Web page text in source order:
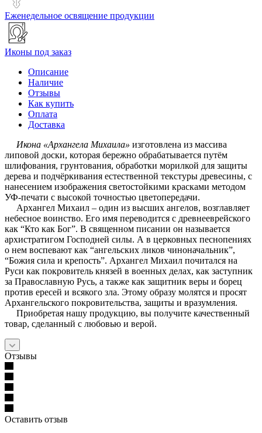
Еженедельное освящение продукции
Иконы под заказ
Описание
Наличие
Отзывы
Как купить
Оплата
Доставка
Икона «Архангела Михаила» изготовлена из массива
липовой доски, которая бережно обрабатывается путём
шлифования, грунтования, обработки морилкой для защиты
дерева и подчёркивания естественной текстуры древесины, с
нанесением изображения светостойкими красками методом
УФ-печати с высокой точностью цветопередачи.
Архангел Михаил – один из высших ангелов, возглавляет
небесное воинство. Его имя переводится с древнееврейского
как “Кто как Бог”. В священном писании он называется
архистратигом Господней силы. А в церковных песнопениях
о нем воспевают как “ангельских ликов чиноначальник”,
“Божия сила и крепость”. Архангел Михаил почитался на
Руси как покровитель князей в военных делах, как заступник
за Православную Русь, а также как защитник веры и борец
против ересей и всякого зла. Этому образу молятся и просят
Архангельского покровительства, защиты и вразумления.
Приобретая нашу продукцию, вы получите качественный
товар, сделанный с любовью и верой.
Отзывы
Оставить отзыв